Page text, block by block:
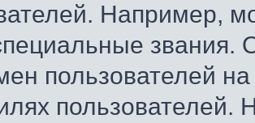
Например,
звания.
пользователей